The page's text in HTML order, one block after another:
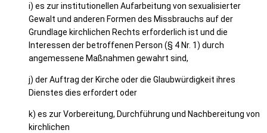
i) es zur institutionellen Aufarbeitung von sexualisierter
Gewalt und anderen Formen des Missbrauchs auf der
Grundlage kirchlichen Rechts erforderlich ist und die
Interessen der betroffenen Person (§ 4 Nr. 1) durch
angemessene Maßnahmen gewahrt sind,
j) der Auftrag der Kirche oder die Glaubwürdigkeit ihres
Dienstes dies erfordert oder
k) es zur Vorbereitung, Durchführung und Nachbereitung von
kirchlichen